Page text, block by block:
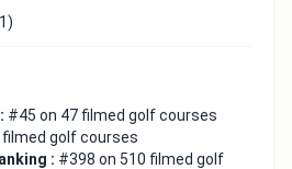
#45 on 47 filmed golf courses
filmed golf courses
: #398 on 510 filmed golf